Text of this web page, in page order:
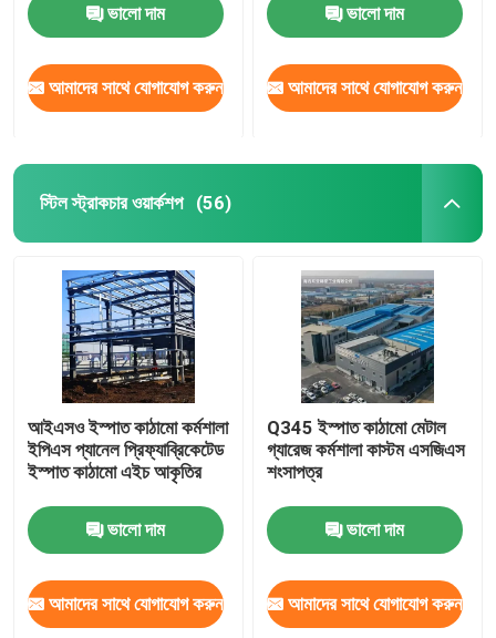
ভালো দাম
আমাদের সাথে যোগাযোগ করুন
ভালো দাম
আমাদের সাথে যোগাযোগ করুন
স্টিল স্ট্রাকচার ওয়ার্কশপ (56)
আইএসও ইস্পাত কাঠামো কর্মশালা
ইপিএস প্যানেল প্রিফ্যাব্রিকেটেড
ইস্পাত কাঠামো এইচ আকৃতির
ভালো দাম
আমাদের সাথে যোগাযোগ করুন
Q345 ইস্পাত কাঠামো মেটাল
গ্যারেজ কর্মশালা কাস্টম এসজিএস
শংসাপত্র
ভালো দাম
আমাদের সাথে যোগাযোগ করুন